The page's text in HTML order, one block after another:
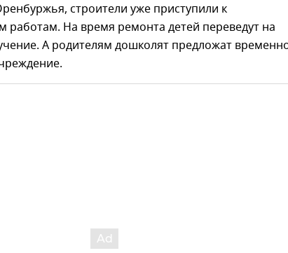
строители уже приступили к
работам. На время ремонта детей переведут на
А родителям дошколят предложат